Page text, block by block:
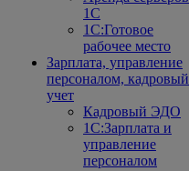
1С
1C:Готовое
рабочее место
Зарплата, управление
персоналом, кадровый
учет
Кадровый ЭДО
1С:Зарплата и
управление
персоналом